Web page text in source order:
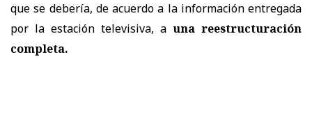
que se debería, de acuerdo a la información entregada
por la estación televisiva, a una reestructuración
completa.